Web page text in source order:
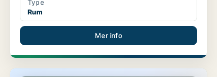
Type
Rum
Mer info
Rum i Stockholms län